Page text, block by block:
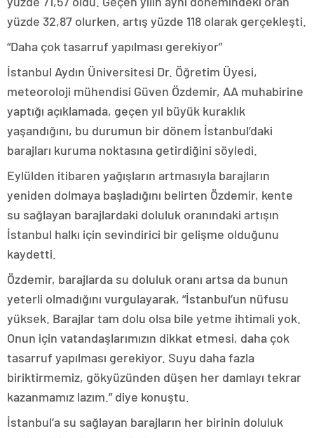
yüzde 32,87 olurken, artış yüzde 118 olarak gerçekleşti.
“Daha çok tasarruf yapılması gerekiyor”
İstanbul Aydın Üniversitesi Dr. Öğretim Üyesi,
meteoroloji mühendisi Güven Özdemir, AA muhabirine
yaptığı açıklamada, geçen yıl büyük kuraklık
yaşandığını, bu durumun bir dönem İstanbul’daki
barajları kuruma noktasına getirdiğini söyledi.
Eylülden itibaren yağışların artmasıyla barajların
yeniden dolmaya başladığını belirten Özdemir, kente
su sağlayan barajlardaki doluluk oranındaki artışın
İstanbul halkı için sevindirici bir gelişme olduğunu
kaydetti.
Özdemir, barajlarda su doluluk oranı artsa da bunun
yeterli olmadığını vurgulayarak, “İstanbul’un nüfusu
yüksek. Barajlar tam dolu olsa bile yetme ihtimali yok.
Onun için vatandaşlarımızın dikkat etmesi, daha çok
tasarruf yapılması gerekiyor. Suyu daha fazla
biriktirmemiz, gökyüzünden düşen her damlayı tekrar
kazanmamız lazım.” diye konuştu.
İstanbul’a su sağlayan barajların her birinin doluluk